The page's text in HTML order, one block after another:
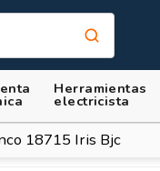
Herramientas
electricista
18715 Iris Bjc